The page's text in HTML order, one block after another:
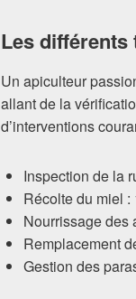
Les différents
Un apiculteur
allant de la
d’interventions
Inspection de la
Récolte du miel
Nourrissage des
Remplacement
Gestion des